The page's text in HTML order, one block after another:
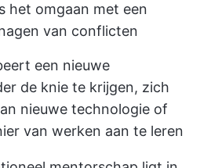
het omgaan met een
van conflicten
een nieuwe
de knie te krijgen, zich
nieuwe technologie of
van werken aan te leren